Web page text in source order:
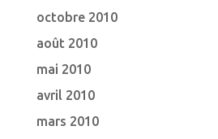
octobre 2010
août 2010
mai 2010
avril 2010
mars 2010